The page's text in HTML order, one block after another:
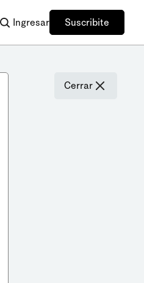
Ingresar Suscribite
Cerrar